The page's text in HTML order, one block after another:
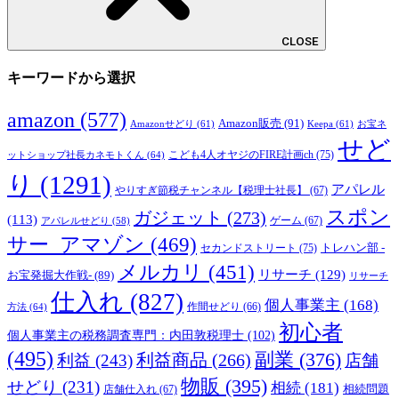
CLOSE
キーワードから選択
amazon (577) Amazonせどり (61) Amazon販売 (91) Keepa (61) お宝ネ
ットショップ社長カネモトくん (64) こども4人オヤジのFIRE計画ch (75) せど
り (1291) やりすぎ節税チャンネル【税理士社長】 (67) アパレル
(113) アパレルせどり (58) ガジェット (273) ゲーム (67) スポン
サー_アマゾン (469) セカンドストリート (75) トレハン部 -
お宝発掘大作戦- (89) メルカリ (451) リサーチ (129) リサーチ
方法 (64) 仕入れ (827) 作間せどり (66) 個人事業主 (168)
個人事業主の税務調査専門：内田敦税理士 (102) 初心者
(495) 利益 (243)利益商品 (266) 副業 (376) 店舗
せどり (231) 店舗仕入れ (67) 物販 (395) 相続 (181) 相続問題